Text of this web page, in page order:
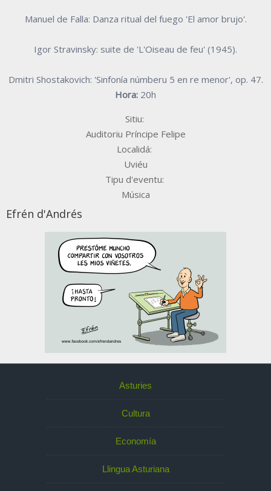
Manuel de Falla: Danza ritual del fuego 'El amor brujo'.
Igor Stravinsky: suite de 'L'Oiseau de feu' (1945).
Dmitri Shostakovich: 'Sinfonía númberu 5 en re menor', op. 47.
Hora: 20h
Sitiu:
Auditoriu Príncipe Felipe
Localidá:
Uviéu
Tipu d'eventu:
Música
Efrén d'Andrés
Asturies
Cultura
Economía
Llingua Asturiana